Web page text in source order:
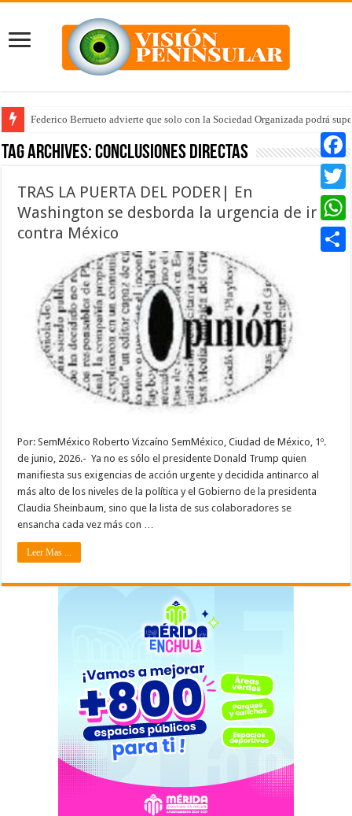
Federico Berrueto advierte que solo con la Sociedad Organizada podrá
Tag Archives:conclusiones directas
TRAS LA PUERTA DEL PODER| En
Washington se desborda la urgencia de ir
contra México
Por: SemMéxico Roberto Vizcaíno SemMéxico, Ciudad de México, 1º.
de junio, 2026.- Ya no es sólo el presidente Donald Trump quien
manifiesta sus exigencias de acción urgente y decidida antinarco al
más alto de los niveles de la política y el Gobierno de la presidenta
Claudia Sheinbaum, sino que la lista de sus colaboradores se
ensancha cada vez más con …
Leer Mas ...
Twitter